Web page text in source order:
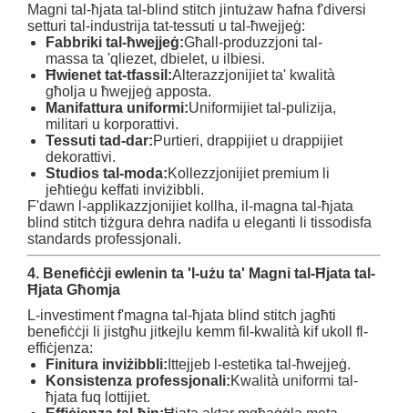
Magni tal-ħjata tal-blind stitch jintużaw ħafna f'diversi
setturi tal-industrija tat-tessuti u tal-ħwejjeġ:
Fabbriki tal-ħwejjeġ:Għall-produzzjoni tal-
massa ta 'qliezet, dbielet, u ilbiesi.
Ħwienet tat-tfassil:Alterazzjonijiet ta' kwalità
għolja u ħwejjeġ apposta.
Manifattura uniformi:Uniformijiet tal-pulizija,
militari u korporattivi.
Tessuti tad-dar:Purtieri, drappijiet u drappijiet
dekorattivi.
Studios tal-moda:Kollezzjonijiet premium li
jeħtieġu keffati inviżibbli.
F'dawn l-applikazzjonijiet kollha, il-magna tal-ħjata
blind stitch tiżgura dehra nadifa u eleganti li tissodisfa
standards professjonali.
4. Benefiċċji ewlenin ta 'l-użu ta' Magni tal-Ħjata tal-
Ħjata Għomja
L-investiment f'magna tal-ħjata blind stitch jagħti
benefiċċji li jistgħu jitkejlu kemm fil-kwalità kif ukoll fl-
effiċjenza:
Finitura inviżibbli: Ittejjeb l-estetika tal-ħwejjeġ.
Konsistenza professjonali:Kwalità uniformi tal-
ħjata fuq lottijiet.